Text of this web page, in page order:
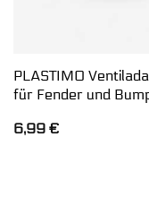
PLASTIMO
für Fender und
6,99 €